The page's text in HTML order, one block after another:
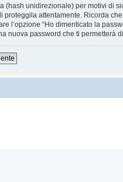
(hash unidirezionale) per motivi di
proteggila attentamente. Ricorda
l’opzione “Ho dimenticato la
nuova password che ti permetterà